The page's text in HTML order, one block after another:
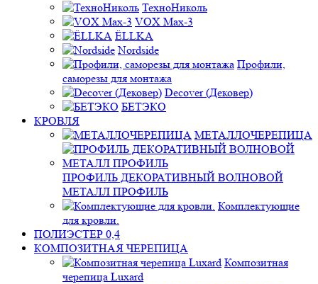
ТехноНиколь
VOX Max-3
ЁLLKA
Nordside
Профили,
саморезы для монтажа
Decover (Дековер)
БЕТЭКО
КРОВЛЯ
МЕТАЛЛОЧЕРЕПИЦА
ПРОФИЛЬ ДЕКОРАТИВНЫЙ ВОЛНОВОЙ
МЕТАЛЛ ПРОФИЛЬ
Комплектующие
для кровли.
ПОЛИЭСТЕР 0,4
КОМПОЗИТНАЯ ЧЕРЕПИЦА
Композитная
черепица Luxard